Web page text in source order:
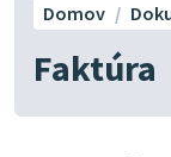
Faktúra
Domov